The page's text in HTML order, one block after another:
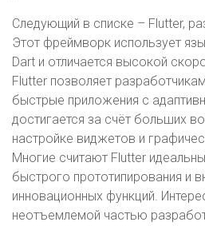
Следующий в списке – Flutter,
Этот фреймворк использует
Dart и отличается высокой
Flutter позволяет
быстрые приложения с
достигается за счёт больших
настройке виджетов и
Многие считают Flutter
быстрого прототипирования и
инновационных функций.
неотъемлемой частью